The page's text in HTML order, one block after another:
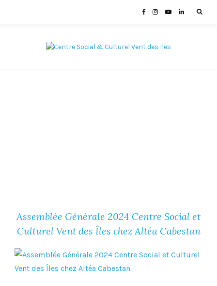
Assemblée Générale 2024 Centre Social et
Culturel Vent des Îles chez Altéa Cabestan